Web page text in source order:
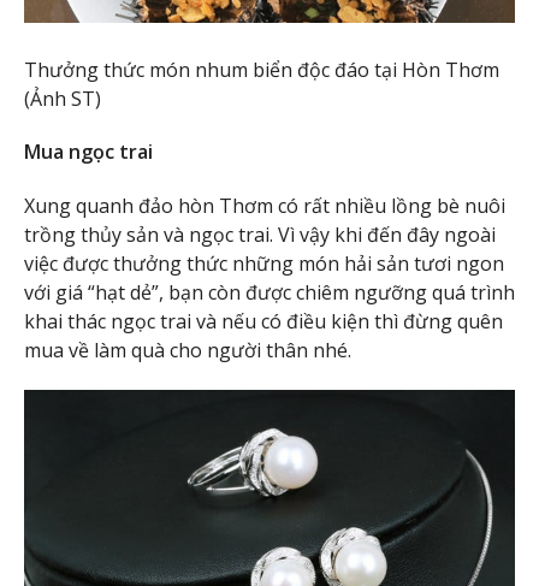
Thưởng thức món nhum biển độc đáo tại Hòn Thơm
(Ảnh ST)
Mua ngọc trai
Xung quanh đảo hòn Thơm có rất nhiều lồng bè nuôi
trồng thủy sản và ngọc trai. Vì vậy khi đến đây ngoài
việc được thưởng thức những món hải sản tươi ngon
với giá “hạt dẻ”, bạn còn được chiêm ngưỡng quá trình
khai thác ngọc trai và nếu có điều kiện thì đừng quên
mua về làm quà cho người thân nhé.